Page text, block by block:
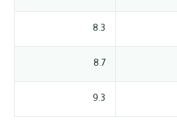
8.3
8.7
9.3